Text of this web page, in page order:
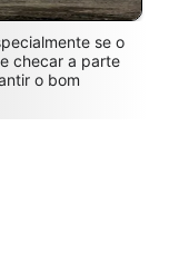
se o
checar a parte
o bom